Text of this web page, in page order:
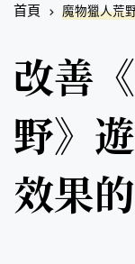
首頁 魔物獵人荒
改善
野》
效果